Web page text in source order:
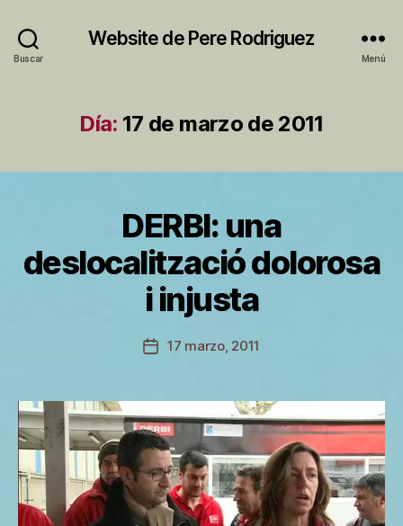
Buscar
Website de Pere Rodriguez
Menú
Día: 17 de marzo de 2011
DERBI: una
deslocalització dolorosa
i injusta
Autor
de
P
o
r
e
Fecha
entrada
17 marzo, 2011